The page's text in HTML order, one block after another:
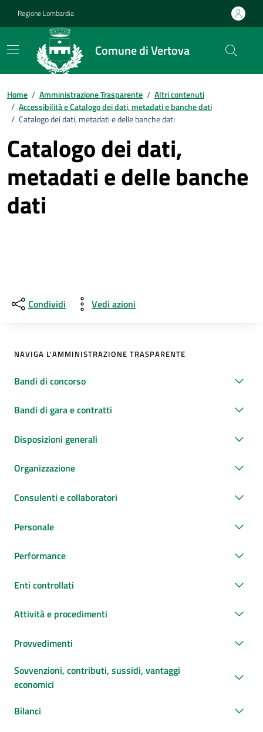
Regione Lombardia
Comune di Vertova
Home / Amministrazione Trasparente / Altri contenuti
/ Accessibilità e Catalogo dei dati, metadati e banche dati
/ Catalogo dei dati, metadati e delle banche dati
Catalogo dei dati,
metadati e delle banche
dati
Condividi Vedi azioni
NAVIGA L'AMMINISTRAZIONE TRASPARENTE
Bandi di concorso
Bandi di gara e contratti
Disposizioni generali
Organizzazione
Consulenti e collaboratori
Personale
Performance
Enti controllati
Attività e procedimenti
Provvedimenti
Sovvenzioni, contributi, sussidi, vantaggi
economici
Bilanci